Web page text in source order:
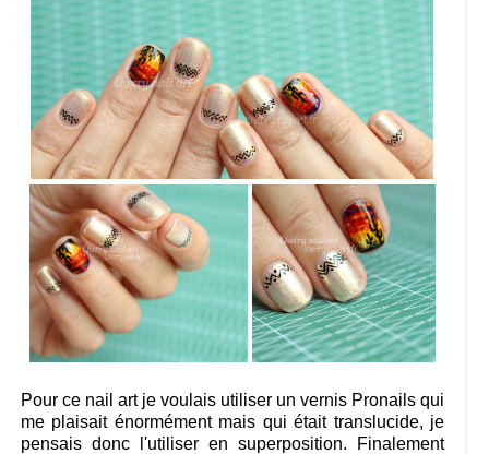
Pour ce nail art je voulais utiliser un vernis Pronails qui
me plaisait énormément mais qui était translucide, je
pensais donc l'utiliser en superposition. Finalement